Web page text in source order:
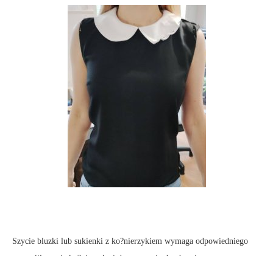
Szycie bluzki lub sukienki z ko?nierzykiem wymaga odpowiedniego